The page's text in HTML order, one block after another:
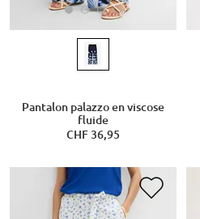
Pantalon palazzo en viscose
fluide
CHF 36,95